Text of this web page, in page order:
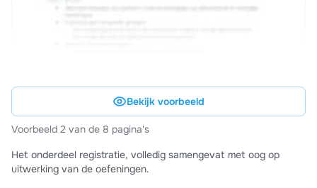
Bekijk voorbeeld
Voorbeeld 2 van de 8 pagina's
Het onderdeel registratie, volledig samengevat met oog op
uitwerking van de oefeningen.